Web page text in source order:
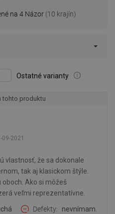
na 4 Názor (10 krajín)
Ostatné varianty
tohto produktu
09-2021
vlastnosť, že sa dokonale
tak aj klasickom štýle.
Ako si môžeš
veľmi reprezentatívne.
Defekty nevnímam.